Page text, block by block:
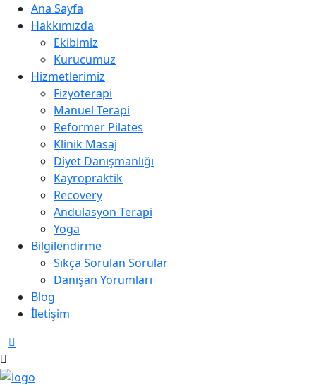
Ana Sayfa
Hakkımızda
Ekibimiz
Kurucumuz
Hizmetlerimiz
Fizyoterapi
Manuel Terapi
Reformer Pilates
Klinik Masaj
Diyet Danışmanlığı
Kayropraktik
Recovery
Andulasyon Terapi
Yoga
Bilgilendirme
Sıkça Sorulan Sorular
Danışan Yorumları
Blog
İletişim